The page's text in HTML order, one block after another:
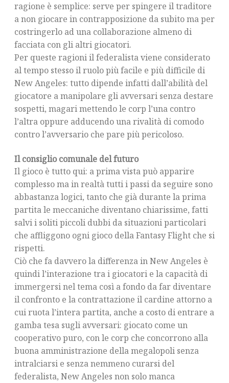
ragione è semplice: serve per spingere il traditore
a non giocare in contrapposizione da subito ma per
costringerlo ad una collaborazione almeno di
facciata con gli altri giocatori.
Per queste ragioni il federalista viene considerato
al tempo stesso il ruolo più facile e più difficile di
New Angeles: tutto dipende infatti dall’abilità del
giocatore a manipolare gli avversari senza destare
sospetti, magari mettendo le corp l’una contro
l’altra oppure adducendo una rivalità di comodo
contro l’avversario che pare più pericoloso.
Il consiglio comunale del futuro
Il gioco è tutto qui: a prima vista può apparire
complesso ma in realtà tutti i passi da seguire sono
abbastanza logici, tanto che già durante la prima
partita le meccaniche diventano chiarissime, fatti
salvi i soliti piccoli dubbi da situazioni particolari
che affliggono ogni gioco della Fantasy Flight che si
rispetti.
Ciò che fa davvero la differenza in New Angeles è
quindi l’interazione tra i giocatori e la capacità di
immergersi nel tema così a fondo da far diventare
il confronto e la contrattazione il cardine attorno a
cui ruota l’intera partita, anche a costo di entrare a
gamba tesa sugli avversari: giocato come un
cooperativo puro, con le corp che concorrono alla
buona amministrazione della megalopoli senza
intralciarsi e senza nemmeno curarsi del
federalista, New Angeles non solo manca